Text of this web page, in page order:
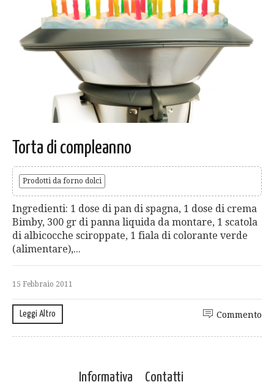
Torta di compleanno
Prodotti da forno dolci
Ingredienti: 1 dose di pan di spagna, 1 dose di crema
Bimby, 300 gr di panna liquida da montare, 1 scatola
di albicocche sciroppate, 1 fiala di colorante verde
(alimentare),...
15 Febbraio 2011
Leggi Altro Commento
Informativa Contatti